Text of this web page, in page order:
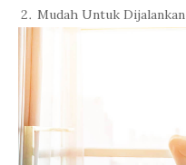
Mudah Untuk Dijalankan